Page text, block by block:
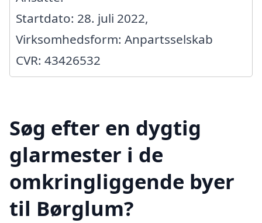
Startdato: 28. juli 2022,
Virksomhedsform: Anpartsselskab
CVR: 43426532
Søg efter en dygtig
glarmester i de
omkringliggende byer
til Børglum?